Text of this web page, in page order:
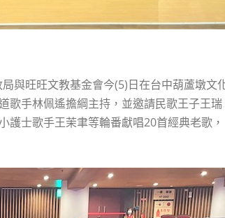
與旺旺文教基金會今(5)日在台中葫蘆墩文
歌手林佩遙擔綱主持，並邀請民歌王子王瑞
士歌手王茉聿等輪番獻唱20首經典老歌，